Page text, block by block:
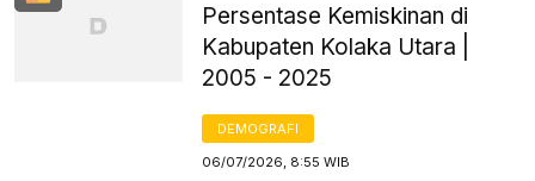
Persentase Kemiskinan di
Kabupaten Kolaka Utara |
2005 - 2025
DEMOGRAFI
06/07/2026, 8:55 WIB